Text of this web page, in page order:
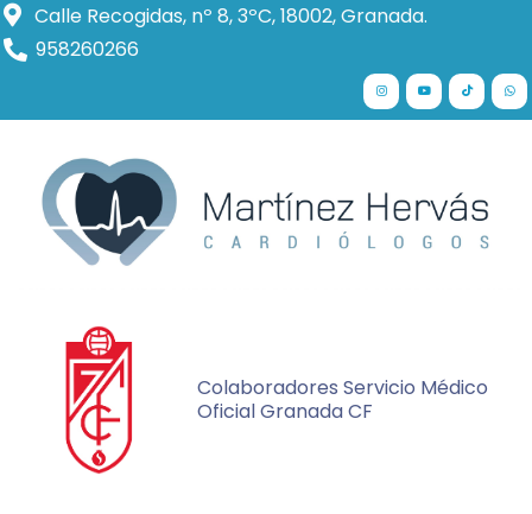
Calle Recogidas, nº 8, 3ºC, 18002, Granada.
958260266
Colaboradores Servicio Médico
Oficial Granada CF